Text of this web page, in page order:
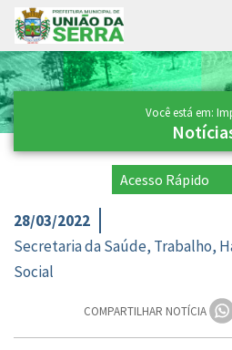
Ir para conteúdo principal
Conteúdo Principal
Você está em:
28/03/2022
Secretaria da Saúde, Trabalho,
Social
COMPARTILHAR NOTÍCIA